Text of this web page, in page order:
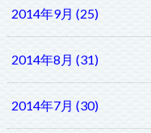
2014年9月 (25)
2014年8月 (31)
2014年7月 (30)